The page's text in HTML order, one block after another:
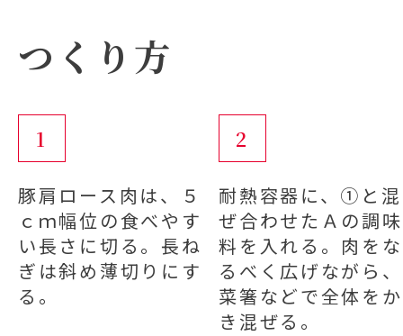
つくり方
1
豚肩ロース肉は、５
ｃｍ幅位の食べやす
い長さに切る。長ね
ぎは斜め薄切りにす
る。
2
耐熱容器に、①と混
ぜ合わせたＡの調味
料を入れる。肉をな
るべく広げながら、
菜箸などで全体をか
き混ぜる。